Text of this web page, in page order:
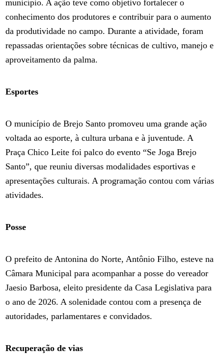
município. A ação teve como objetivo fortalecer o
conhecimento dos produtores e contribuir para o aumento
da produtividade no campo. Durante a atividade, foram
repassadas orientações sobre técnicas de cultivo, manejo e
aproveitamento da palma.
Esportes
O município de Brejo Santo promoveu uma grande ação
voltada ao esporte, à cultura urbana e à juventude. A
Praça Chico Leite foi palco do evento “Se Joga Brejo
Santo”, que reuniu diversas modalidades esportivas e
apresentações culturais. A programação contou com várias
atividades.
Posse
O prefeito de Antonina do Norte, Antônio Filho, esteve na
Câmara Municipal para acompanhar a posse do vereador
Jaesio Barbosa, eleito presidente da Casa Legislativa para
o ano de 2026. A solenidade contou com a presença de
autoridades, parlamentares e convidados.
Recuperação de vias